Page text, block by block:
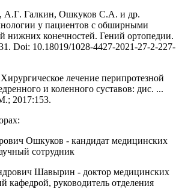
А.Г. Галкин, Ошкуков С.А. и др.
у пациентов с обширными
нижних конечно­стей. Гений ортопедии.
Doi: 10.18019/1028-4427-2021-27-2-227-
лечение перипротезной
и коленного суставов: дис. ...
2017:153.
Ошкуков - кандидат медицинских
сотрудник
Шавырин - доктор медицинских
кафедрой, руководитель отделения